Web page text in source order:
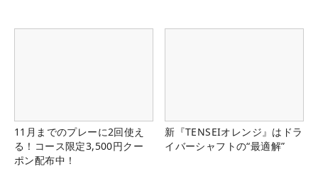
11月までのプレーに2回使え
る！コース限定3,500円クー
ポン配布中！
新『TENSEIオレンジ』はドラ
イバーシャフトの“最適解”